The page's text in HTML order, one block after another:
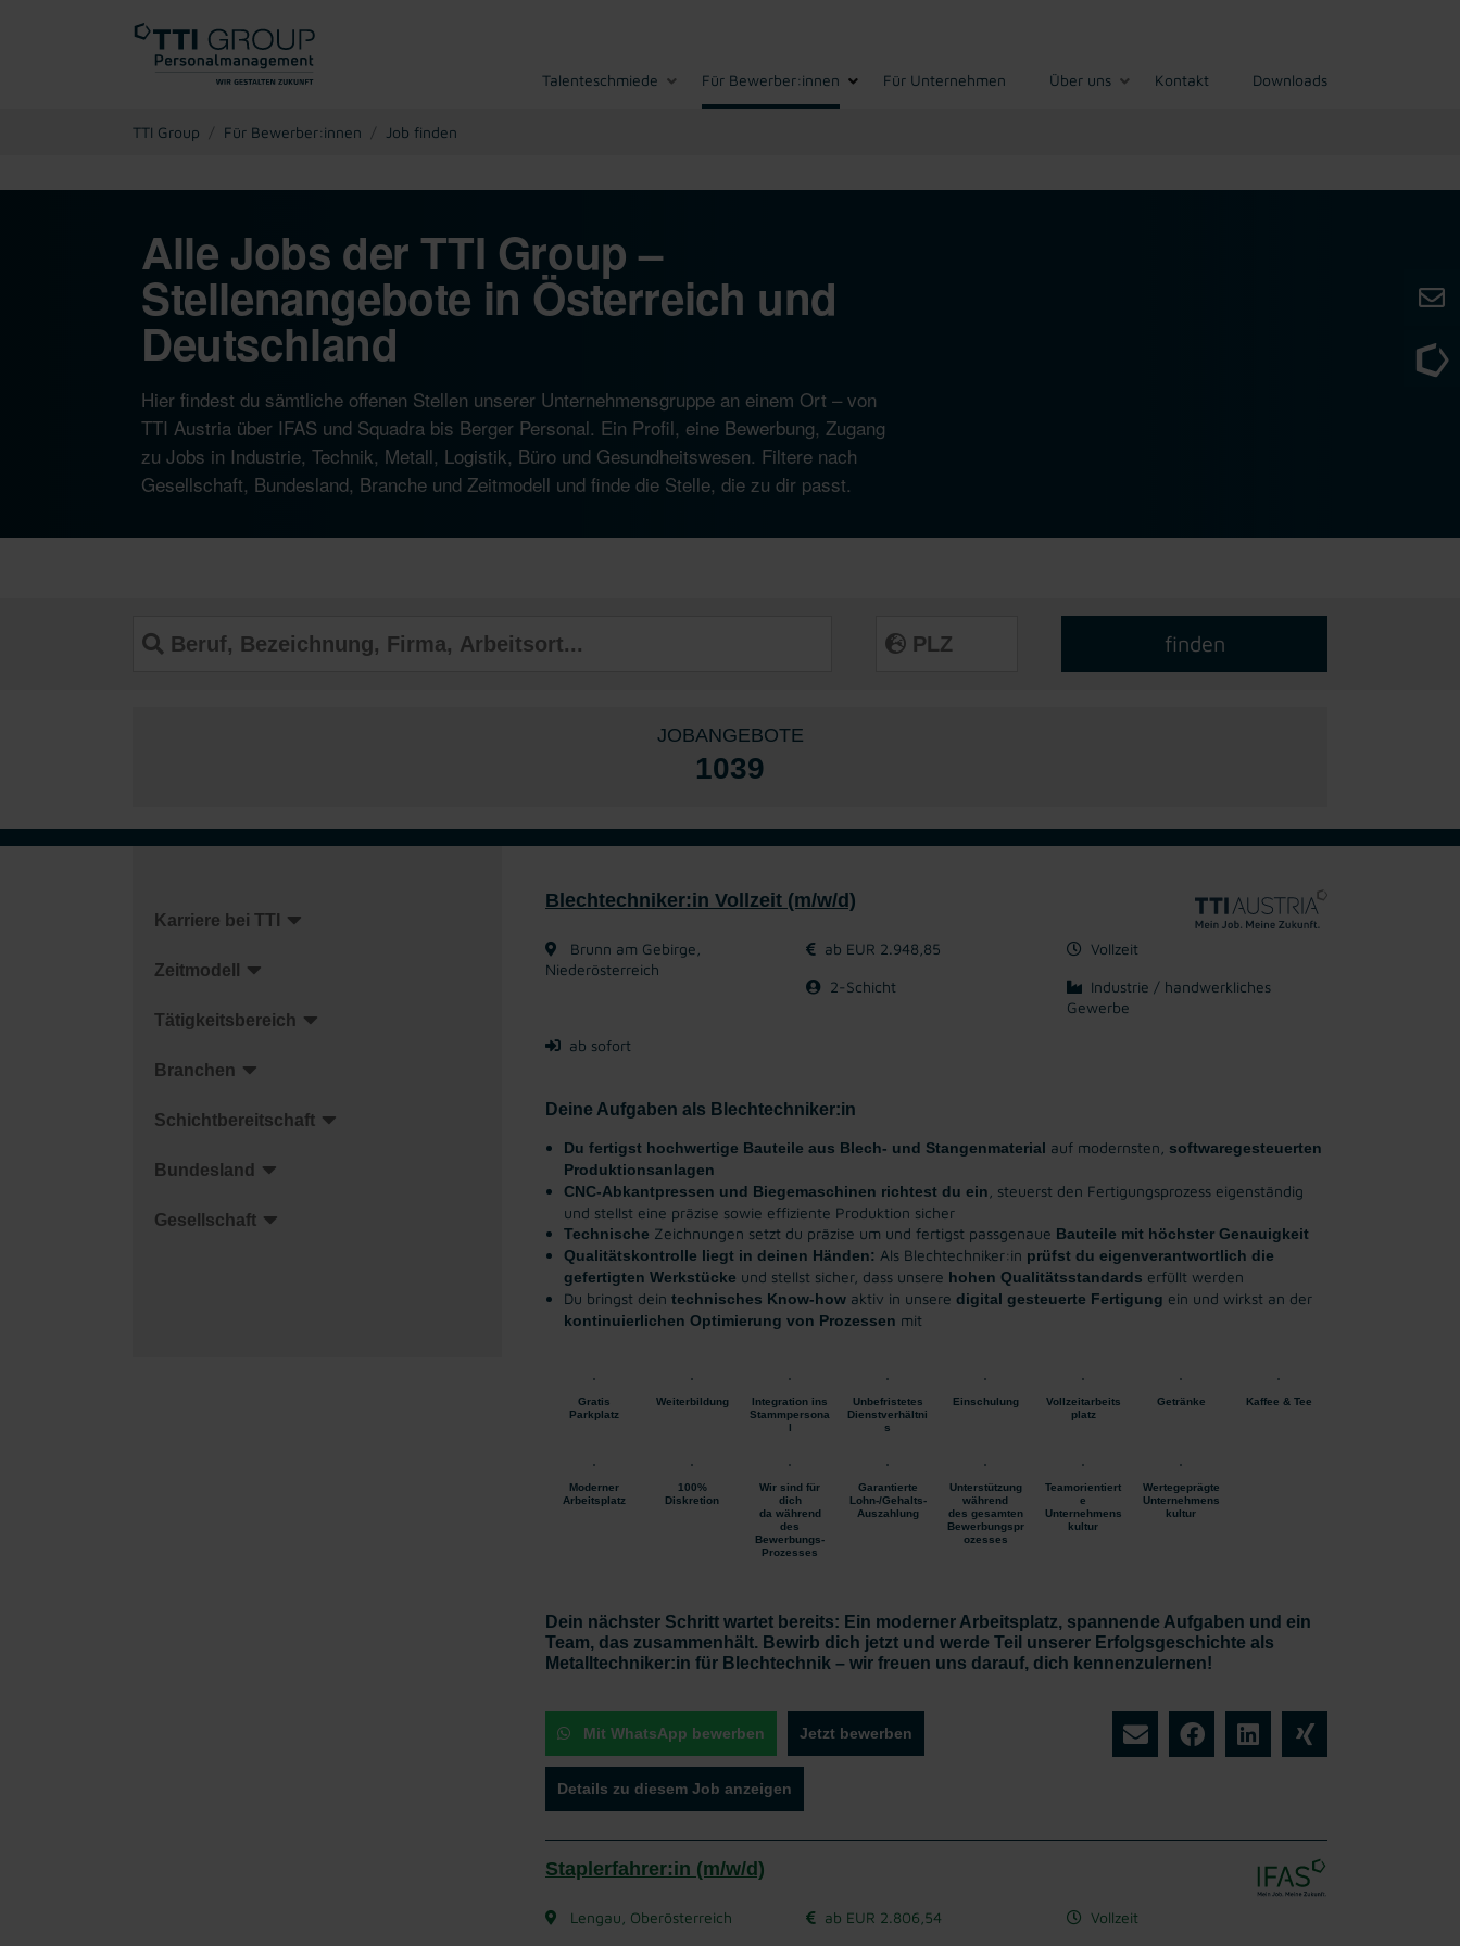
Talenteschmiede Für Bewerber:innen Für Unternehmen Über uns Kontakt Downloads
TTI Group Für Bewerber:innen Job finden
Alle Jobs der TTI Group –
Stellenangebote in Österreich und
Deutschland
Hier findest du sämtliche offenen Stellen unserer Unternehmensgruppe an einem Ort – von
TTI Austria über IFAS und Squadra bis Berger Personal. Ein Profil, eine Bewerbung, Zugang
zu Jobs in Industrie, Technik, Metall, Logistik, Büro und Gesundheitswesen. Filtere nach
Gesellschaft, Bundesland, Branche und Zeitmodell und finde die Stelle, die zu dir passt.
JOBANGEBOTE
1039
Karriere bei TTI
Zeitmodell
Tätigkeitsbereich
Branchen
Schichtbereitschaft
Bundesland
Gesellschaft
Blechtechniker:in Vollzeit (m/w/d)
Brunn am Gebirge,
Niederösterreich
ab EUR 2.948,85 Vollzeit
2-Schicht
Industrie / handwerkliches
Gewerbe
ab sofort
Deine Aufgaben als Blechtechniker:in
Du fertigst hochwertige Bauteile aus Blech- und Stangenmaterial auf modernsten, softwaregesteuerten
Produktionsanlagen
CNC-Abkantpressen und Biegemaschinen richtest du ein , steuerst den Fertigungsprozess eigenständig
und stellst eine präzise sowie effiziente Produktion sicher
Technische Zeichnungen setzt du präzise um und fertigst passgenaue Bauteile mit höchster Genauigkeit
Qualitätskontrolle liegt in deinen Händen: Als Blechtechniker:in prüfst du eigenverantwortlich die
gefertigten Werkstücke und stellst sicher, dass unsere hohen Qualitätsstandards erfüllt werden
Du bringst dein technisches Know-how aktiv in unsere digital gesteuerte Fertigung ein und wirkst an der
kontinuierlichen Optimierung von Prozessen mit
Gratis
Parkplatz
Weiterbildung
Integration ins
Stammpersona
l
Unbefristetes
Dienstverhältni
s
Einschulung
Vollzeitarbeits
platz
Getränke Kaffee & Tee
Moderner
Arbeitsplatz
100%
Diskretion
Wir sind für
dich
da während
des
Bewerbungs-
Prozesses
Garantierte
Lohn-/Gehalts-
Auszahlung
Unterstützung
während
des gesamten
Bewerbungspr
ozesses
Teamorientiert
e
Unternehmens
kultur
Wertegeprägte
Unternehmens
kultur
Dein nächster Schritt wartet bereits: Ein moderner Arbeitsplatz, spannende Aufgaben und ein
Team, das zusammenhält. Bewirb dich jetzt und werde Teil unserer Erfolgsgeschichte als
Metalltechniker:in für Blechtechnik – wir freuen uns darauf, dich kennenzulernen!
Mit WhatsApp bewerben Jetzt bewerben
Details zu diesem Job anzeigen
Staplerfahrer:in (m/w/d)
Lengau, Oberösterreich ab EUR 2.806,54 Vollzeit